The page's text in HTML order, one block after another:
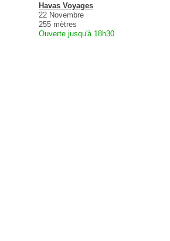
Havas Voyages
22 Novembre
255 mètres
Ouverte jusqu'à 18h30